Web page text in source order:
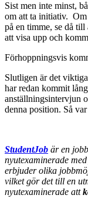
Sist men inte minst,
om att ta initiativ. Om
på en timme, se då
att visa upp och
Förhoppningsvis
Slutligen är det
har redan kommit
anställningsintervjun
denna position. Så
StudentJob är en
nyutexaminerade
erbjuder olika
vilket gör det till en
nyutexaminerade att